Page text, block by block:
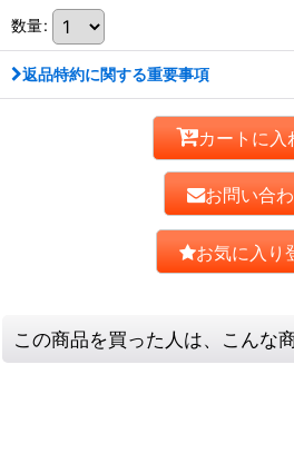
数量:
返品特約に関する重要事項
カートに入
お問い合
お気に入り
この商品を買った人は、こんな